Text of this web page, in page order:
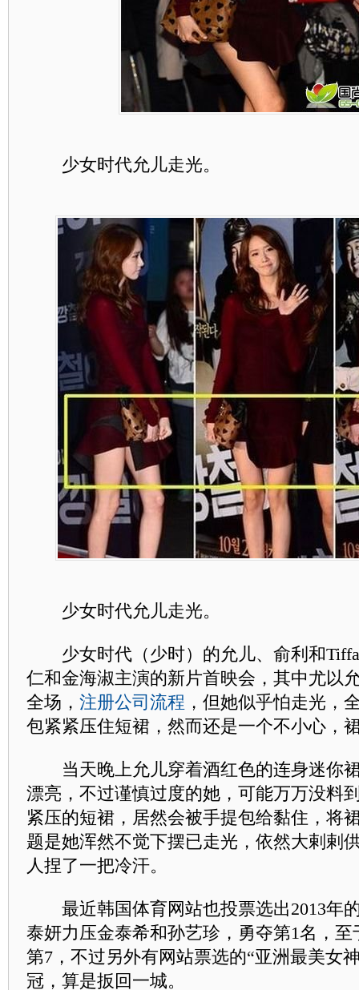
少女时代允儿走光。
少女时代允儿走光。
少女时代（少时）的允儿、俞利和
仁和金海淑主演的新片首映会，其中尤以
全场， 注册公司流程 ，但她似乎怕走光，
包紧紧压住短裙，然而还是一个不小心，
当天晚上允儿穿着酒红色的连身迷你
漂亮，不过谨慎过度的她，可能万万没料
紧压的短裙，居然会被手提包给黏住，将
题是她浑然不觉下摆已走光，依然大剌剌
人捏了一把冷汗。
最近韩国体育网站也投票选出2013年
泰妍力压金泰希和孙艺珍，勇夺第1名，
第7，不过另外有网站票选的“亚洲最美女
冠，算是扳回一城。